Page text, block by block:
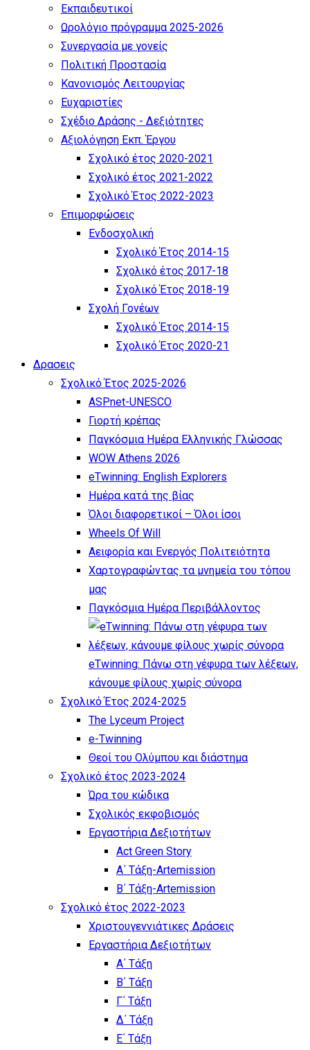
Εκπαιδευτικοί
Ωρολόγιο πρόγραμμα 2025-2026
Συνεργασία με γονείς
Πολιτική Προστασία
Κανονισμός Λειτουργίας
Ευχαριστίες
Σχέδιο Δράσης - Δεξιότητες
Αξιολόγηση Εκπ. Έργου
Σχολικό έτος 2020-2021
Σχολικό έτος 2021-2022
Σχολικό Έτος 2022-2023
Επιμορφώσεις
Ενδοσχολική
Σχολικό Έτος 2014-15
Σχολικό έτος 2017-18
Σχολικό Έτος 2018-19
Σχολή Γονέων
Σχολικό Έτος 2014-15
Σχολικό Έτος 2020-21
Δρασεις
Σχολικό Έτος 2025-2026
ASPnet-UNESCO
Γιορτή κρέπας
Παγκόσμια Ημέρα Ελληνικής Γλώσσας
WOW Athens 2026
eTwinning: English Explorers
Ημέρα κατά της βίας
Όλοι διαφορετικοί – Όλοι ίσοι
Wheels Of Will
Αειφορία και Ενεργός Πολιτειότητα
Χαρτογραφώντας τα μνημεία του τόπου
μας
Παγκόσμια Ημέρα Περιβάλλοντος
eTwinning: Πάνω στη γέφυρα των λέξεων,
κάνουμε φίλους χωρίς σύνορα
Σχολικό Έτος 2024-2025
The Lyceum Project
e-Twinning
Θεοί του Ολύμπου και διάστημα
Σχολικό έτος 2023-2024
Ώρα του κώδικα
Σχολικός εκφοβισμός
Εργαστήρια Δεξιοτήτων
Act Green Story
Α΄ Τάξη-Artemission
Β΄ Τάξη-Artemission
Σχολικό έτος 2022-2023
Χριστουγεννιάτικες Δράσεις
Εργαστήρια Δεξιοτήτων
Α΄ Τάξη
Β΄ Τάξη
Γ΄ Τάξη
Δ΄ Τάξη
Ε΄ Τάξη